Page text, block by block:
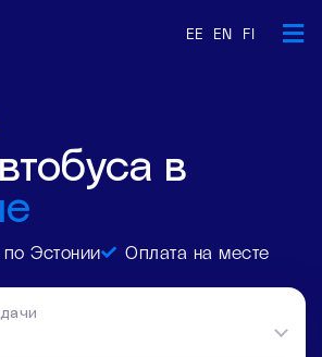
EE EN FI
в
Эстонии Оплата на месте